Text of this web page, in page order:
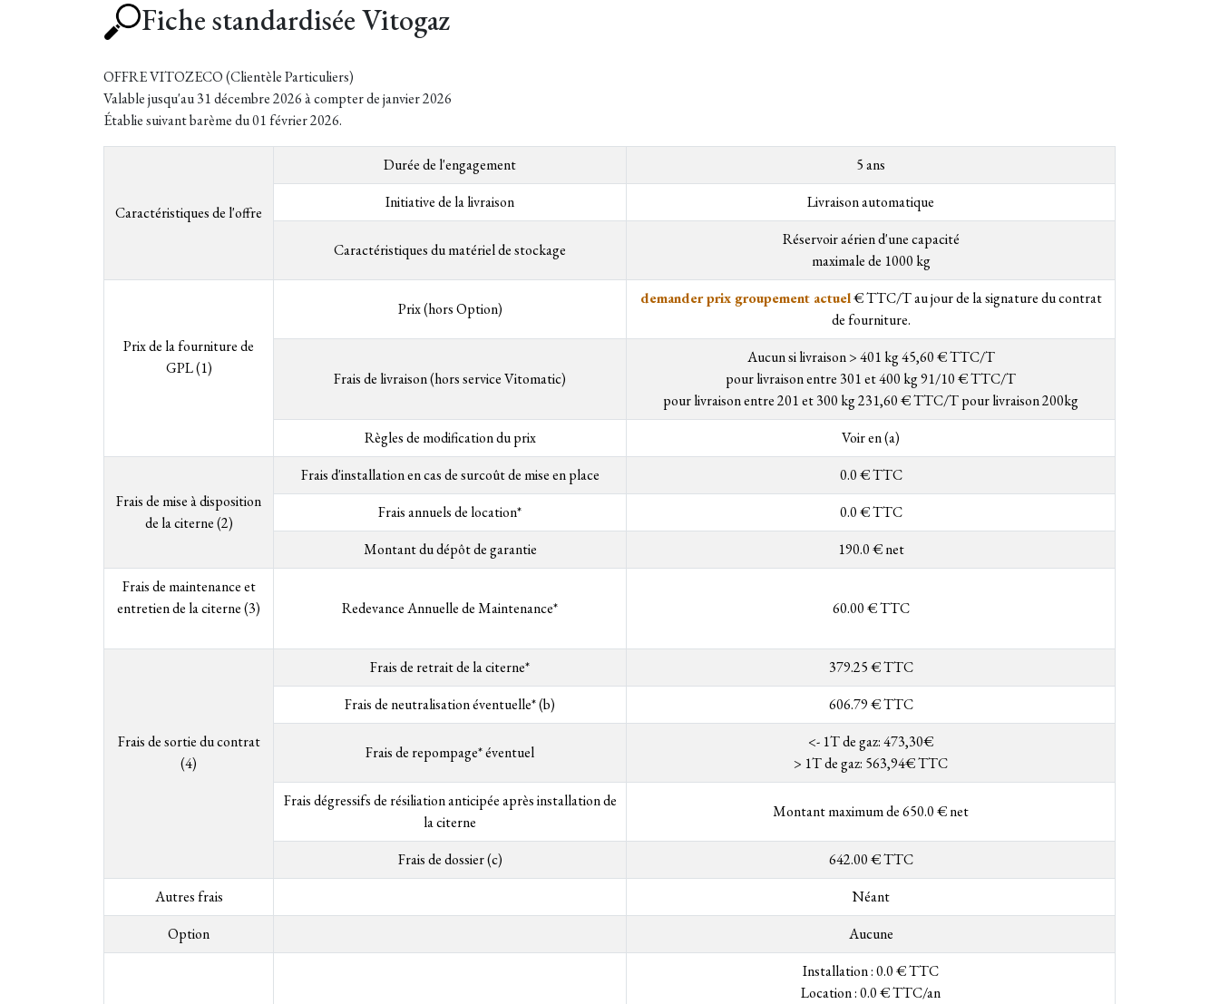
Fiche standardisée Vitogaz
OFFRE VITOZECO (Clientèle Particuliers)
Valable jusqu'au 31 décembre 2026 à compter de janvier 2026
Établie suivant barème du 01 février 2026.
Caractéristiques de l'offre
Durée de l'engagement
5 ans
Initiative de la livraison
Livraison automatique
Caractéristiques du matériel de stockage
Réservoir aérien d'une capacité
maximale de 1000 kg
Prix de la fourniture de
GPL (1)
Prix (hors Option)
demander prix groupement actuel€ TTC/T au jour de la signature du contrat
de fourniture.
Frais de livraison (hors service Vitomatic)
Aucun si livraison > 401 kg 45,60 € TTC/T
pour livraison entre 301 et 400 kg 91/10 € TTC/T
pour livraison entre 201 et 300 kg 231,60 € TTC/T pour livraison 200kg
Règles de modification du prix
Voir en (a)
Frais de mise à disposition
de la citerne (2)
Frais d'installation en cas de surcoût de mise en place
0.0 € TTC
Frais annuels de location*
0.0 € TTC
Montant du dépôt de garantie
190.0 € net
Frais de maintenance et
entretien de la citerne (3)
Redevance Annuelle de Maintenance* 60.00 € TTC
Frais de sortie du contrat
(4)
Frais de retrait de la citerne*
379.25 € TTC
Frais de neutralisation éventuelle* (b)
606.79 € TTC
Frais de repompage* éventuel
<- 1T de gaz: 473,30€
> 1T de gaz: 563,94€ TTC
Frais dégressifs de résiliation anticipée après installation de
la citerne
Montant maximum de 650.0 € net
Frais de dossier (c)
642.00 € TTC
Autres frais
Néant
Option
Aucune
Installation : 0.0 € TTC
Location : 0.0 € TTC/an